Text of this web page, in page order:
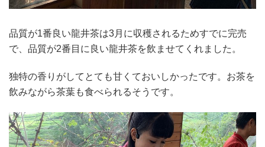
品質が1番良い龍井茶は3月に収穫されるためすでに完売
で、品質が2番目に良い龍井茶を飲ませてくれました。
独特の香りがしてとても甘くておいしかったです。お茶を
飲みながら茶葉も食べられるそうです。